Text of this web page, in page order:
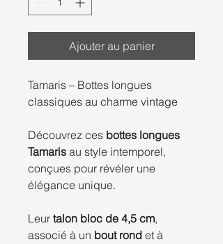
Ajouter au panier
Tamaris – Bottes longues
classiques au charme vintage
Découvrez ces bottes longues
Tamaris au style intemporel,
conçues pour révéler une
élégance unique.
Leur talon bloc de 4,5 cm,
associé à un bout rond et à